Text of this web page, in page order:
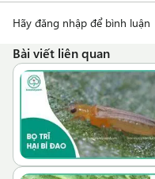
Hãy đăng nhập để bình luận
Bài viết liên quan